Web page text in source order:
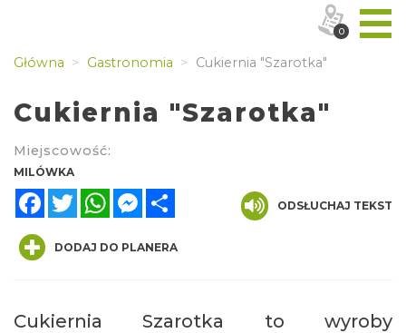
Główna Gastronomia Cukiernia "Szarotka"
Cukiernia "Szarotka"
Miejscowość:
MILÓWKA
FacebookTwitterWhatsAppMessenger
ODSŁUCHAJ TEKST
DODAJ DO PLANERA
Cukiernia Szarotka to wyroby
0